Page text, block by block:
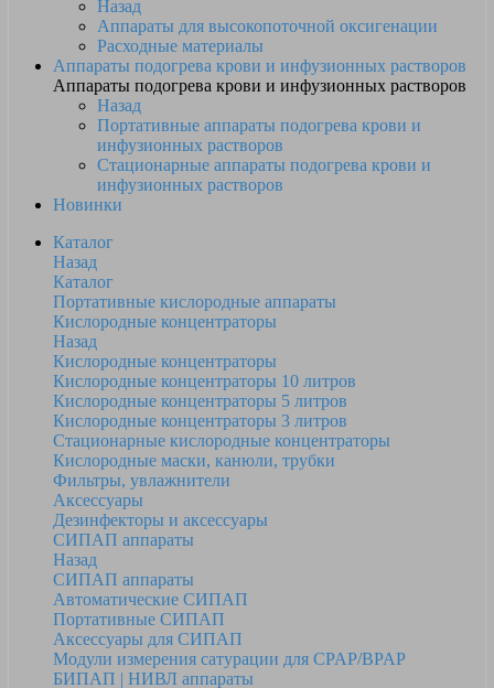
Назад
Аппараты для высокопоточной оксигенации
Расходные материалы
Аппараты подогрева крови и инфузионных растворов
Аппараты подогрева крови и инфузионных растворов
Назад
Портативные аппараты подогрева крови и
инфузионных растворов
Стационарные аппараты подогрева крови и
инфузионных растворов
Новинки
Каталог
Назад
Каталог
Портативные кислородные аппараты
Кислородные концентраторы
Назад
Кислородные концентраторы
Кислородные концентраторы 10 литров
Кислородные концентраторы 5 литров
Кислородные концентраторы 3 литров
Стационарные кислородные концентраторы
Кислородные маски, канюли, трубки
Фильтры, увлажнители
Аксессуары
Дезинфекторы и аксессуары
СИПАП аппараты
Назад
СИПАП аппараты
Автоматические СИПАП
Портативные СИПАП
Аксессуары для СИПАП
Модули измерения сатурации для CPAP/BPAP
БИПАП | НИВЛ аппараты